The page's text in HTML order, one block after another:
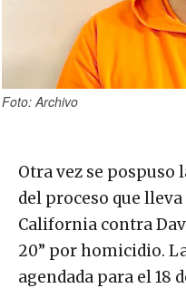
Foto: Archivo
Otra vez se
del proceso que
California contra
20” por homicidio.
agendada para el 18